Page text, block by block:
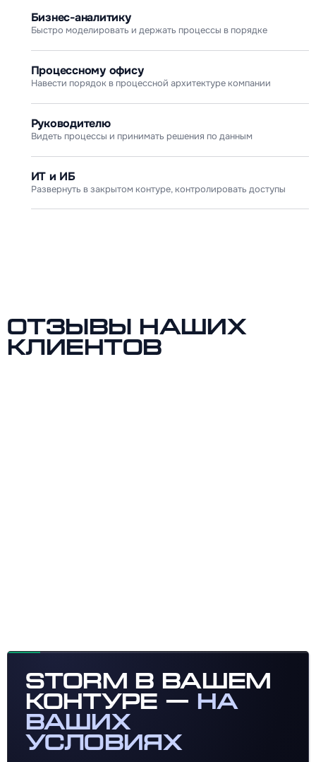
Бизнес-аналитику
Быстро моделировать и держать процессы в порядке
Процессному офису
Навести порядок в процессной архитектуре компании
Руководителю
Видеть процессы и принимать решения по данным
ИТ и ИБ
Развернуть в закрытом контуре, контролировать доступы
Отзывы наших
клиентов
Storm в вашем
контуре —
на
ваших
условиях